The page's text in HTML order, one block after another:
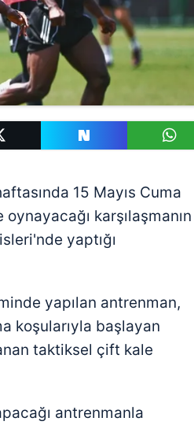
15 Mayıs Cuma
oynayacağı karşılaşmanın
yaptığı
yapılan antrenman,
koşularıyla başlayan
taktiksel çift kale
antrenmanla